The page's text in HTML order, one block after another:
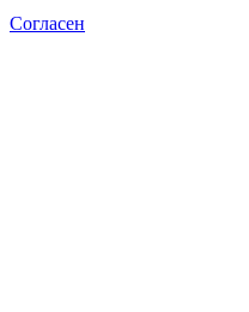
Согласен